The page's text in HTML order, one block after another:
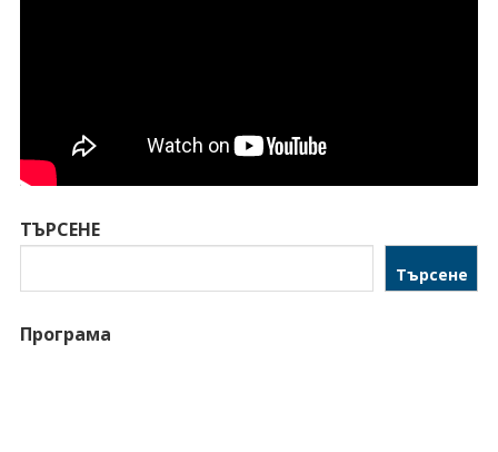
ТЪРСЕНЕ
Търсене
Програма